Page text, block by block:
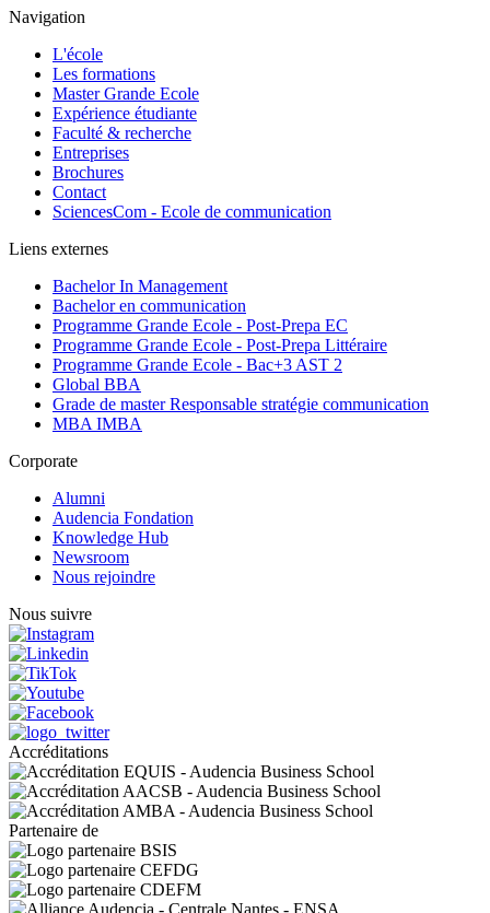
Navigation
L'école
Les formations
Master Grande Ecole
Expérience étudiante
Faculté & recherche
Entreprises
Brochures
Contact
SciencesCom - Ecole de communication
Liens externes
Bachelor In Management
Bachelor en communication
Programme Grande Ecole - Post-Prepa EC
Programme Grande Ecole - Post-Prepa Littéraire
Programme Grande Ecole - Bac+3 AST 2
Global BBA
Grade de master Responsable stratégie communication
MBA IMBA
Corporate
Alumni
Audencia Fondation
Knowledge Hub
Newsroom
Nous rejoindre
Nous suivre
Accréditations
Partenaire de